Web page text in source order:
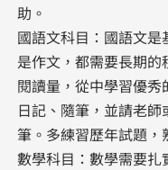
助。
國語文科目：國語文
是作文，都需要長期
閱讀量，從中學習優
日記、隨筆，並請老
筆。多練習歷年試題，
數學科目：數學需要